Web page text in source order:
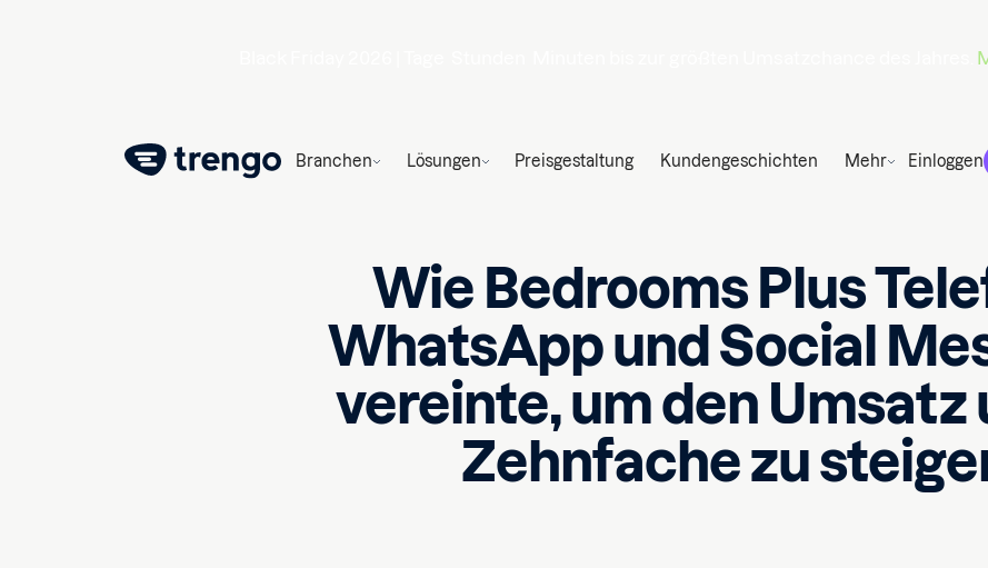
Branchen Lösungen Preisgestaltung Kundengeschichten Mehr Einloggen
Wie Bedrooms Plus
WhatsApp und Social
vereinte, um den Umsatz
Zehnfache zu